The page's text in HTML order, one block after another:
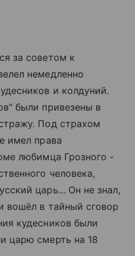
за советом к
немедленно
и колдуний.
были привезены в
Под страхом
имел права
любимца Грозного -
человека,
царь... Он не знал,
вошёл в тайный сговор
кудесников были
царю смерть на 18